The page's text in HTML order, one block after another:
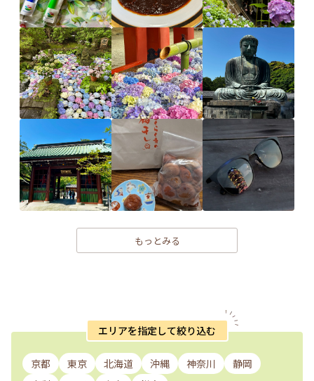
もっとみる
エリアを指定して絞り込む
京都 東京 北海道 沖縄 神奈川
静岡